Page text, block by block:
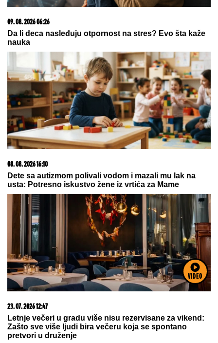
VIDEO
REGISTRUJ SE UZ PROMO KOD CASINO Preuzmi
1500 BESPLATNIH SPINOVA
09. 08. 2026 06:31
TENISKI ŠOK U TORONTU! Arina Sabalenka tone i ne
staje...